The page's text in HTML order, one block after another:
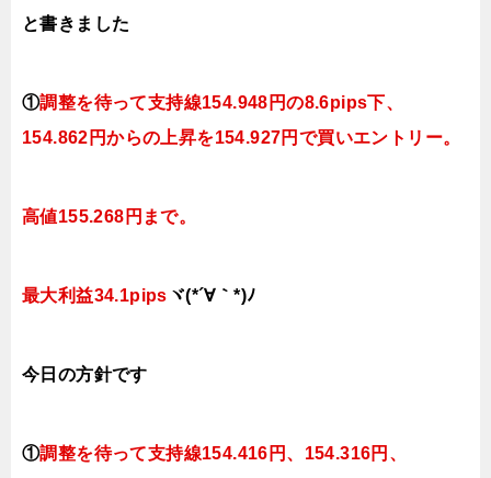
と書きました
①調整を待って支持線154.948 円の8.6pips下、
154.862円からの上昇を154.927円で買いエントリー。
高値155.268円まで。
最大利益34.1pips ヾ(*´∀｀*)ﾉ
今日 の方針です
①調整を待って支持線154.416 円、154.316円 、